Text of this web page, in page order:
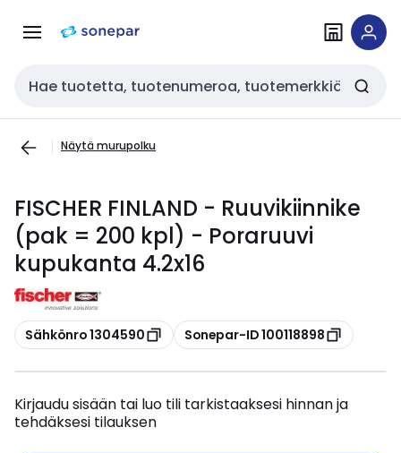
navigointiinsisältöön
Haku
Näytä murupolku
FISCHER FINLAND - Ruuvikiinnike
(pak = 200 kpl) - Poraruuvi
kupukanta 4.2x16
Kopioi
Sähkönro 1304590 Kopioi
Sonepar-ID 100118898
Kirjaudu sisään tai luo tili tarkistaaksesi hinnan ja
tehdäksesi tilauksen